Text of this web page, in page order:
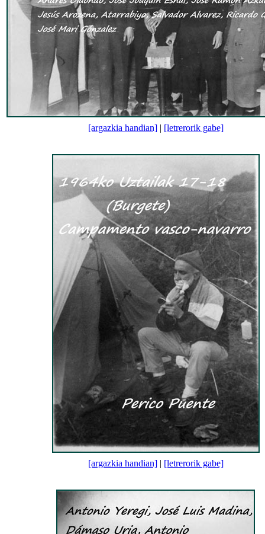
[argazkia handian]| [letrerorik gabe]
[argazkia handian]| [letrerorik gabe]